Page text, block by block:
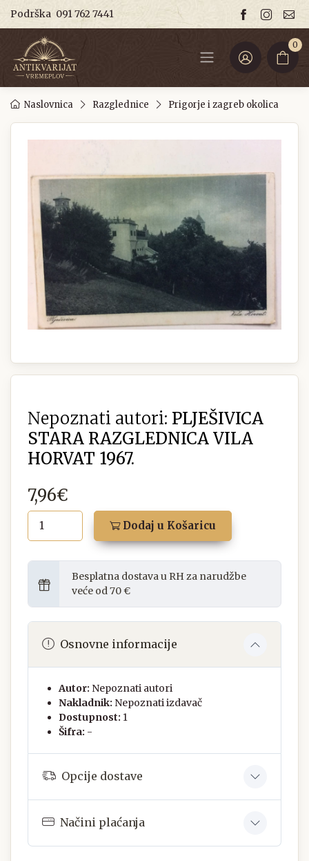
Podrška 091 762 7441
0
Naslovnica Razglednice Prigorje i zagreb okolica
Nepoznati autori: PLJEŠIVICA
STARA RAZGLEDNICA VILA
HORVAT 1967.
7,96€
Dodaj u Košaricu
Besplatna dostava u RH za narudžbe
veće od 70 €
Osnovne informacije
Autor: Nepoznati autori
Nakladnik: Nepoznati izdavač
Dostupnost: 1
Šifra: -
Opcije dostave
Načini plaćanja